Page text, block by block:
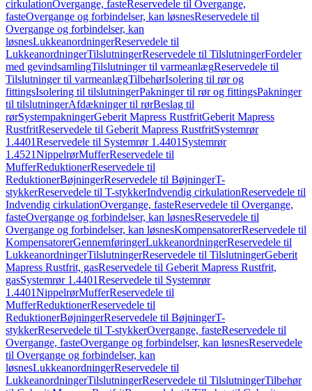
cirkulationOvergange, fasteReservedele til Overgange,
fasteOvergange og forbindelser, kan løsnesReservedele til
Overgange og forbindelser, kan
løsnesLukkeanordningerReservedele til
LukkeanordningerTilslutningerReservedele til TilslutningerFordeler
med gevindsamlingTilslutninger til varmeanlægReservedele til
Tilslutninger til varmeanlægTilbehørIsolering til rør og
fittingsIsolering til tilslutningerPakninger til rør og fittingsPakninger
til tilslutningerAfdækninger til rørBeslag til
rørSystempakningerGeberit Mapress RustfritGeberit Mapress
RustfritReservedele til Geberit Mapress RustfritSystemrør
1.4401Reservedele til Systemrør 1.4401 Systemrør
1.4521NippelrørMufferReservedele til
MufferReduktionerReservedele til
ReduktionerBøjningerReservedele til BøjningerT-
stykkerReservedele til T-stykkerIndvendig cirkulationReservedele til
Indvendig cirkulationOvergange, fasteReservedele til Overgange,
fasteOvergange og forbindelser, kan løsnesReservedele til
Overgange og forbindelser, kan løsnesKompensatorerReservedele til
KompensatorerGennemføringerLukkeanordningerReservedele til
LukkeanordningerTilslutningerReservedele til TilslutningerGeberit
Mapress Rustfrit, gasReservedele til Geberit Mapress Rustfrit,
gasSystemrør 1.4401Reservedele til Systemrør
1.4401NippelrørMufferReservedele til
MufferReduktionerReservedele til
ReduktionerBøjningerReservedele til BøjningerT-
stykkerReservedele til T-stykkerOvergange, fasteReservedele til
Overgange, fasteOvergange og forbindelser, kan løsnesReservedele
til Overgange og forbindelser, kan
løsnesLukkeanordningerReservedele til
LukkeanordningerTilslutningerReservedele til TilslutningerTilbehør